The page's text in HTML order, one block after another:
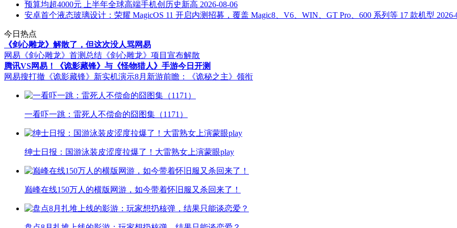
预算均超4000元 上半年全球高端手机创历史新高 2026-08-06
安卓首个液态玻璃设计：荣耀 MagicOS 11 开启内测招募，覆盖 Magic8、V6、WIN、GT Pro、600 系列等 17 款机型
今日热点
《剑心雕龙》解散了，但这次没人骂网易
网易《剑心雕龙》首测总结 《剑心雕龙》项目宣布解散
腾讯VS网易！《诡影藏锋》与《怪物猎人》手游今日开测
网易搜打撤《诡影藏锋》新实机演示8月新游前瞻：《诡秘之主》领衔
一看吓一跳：雷死人不偿命的囧图集（1171）
绅士日报：国游泳装皮涩度拉爆了！大雷熟女上演蒙眼play
巅峰在线150万人的横版网游，如今带着怀旧服又杀回来了！